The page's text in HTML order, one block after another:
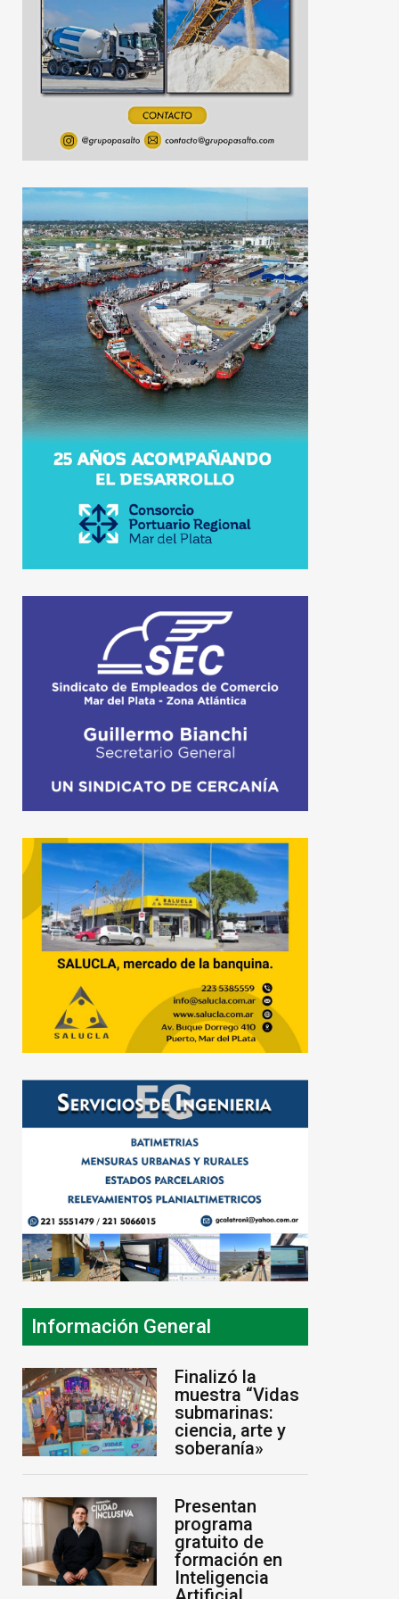
Información General
Finalizó la
muestra “Vidas
submarinas:
ciencia, arte y
soberanía»
Presentan
programa
gratuito de
formación en
Inteligencia